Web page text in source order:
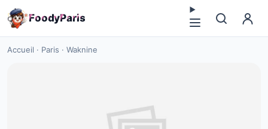
FoodyParis
Accueil · Paris · Waknine